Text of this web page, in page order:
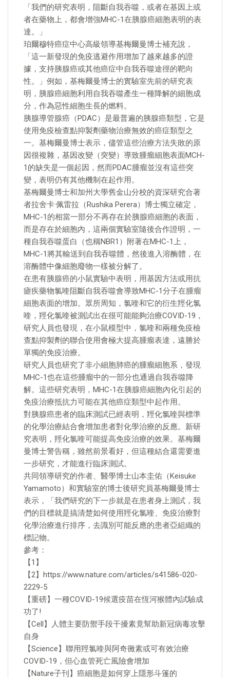
「我們的研究表明，阻斷自我吞噬，或者在基因上或
者在藥物上，都會增強MHC-1在胰腺癌細胞表明的表
達。」
珀爾穆特癌症中心高級領導基梅爾曼博士補充說，
「這一新發現的免疫逃避作用增加了越來越多的證
據，支持胰腺癌或其他癌症中自我吞噬途徑的靶向
性。」例如，基梅爾曼博士的實驗室先前的研究表
明，胰腺癌細胞利用自我吞噬產生一種降解的細胞成
分，作為惡性細胞生長的燃料。
胰腺導管腺癌（PDAC）是最普遍的胰腺癌類型，它是
使用免疫檢查點抑製劑藥物治療無效的癌症類型之
一。基梅爾曼博士表示，儘管這些治療方法失敗的原
因很複雜，基因改變（突變）導致腫瘤細胞表面MCH-
1的缺失是一個起因，然而PDAC腫瘤並沒有這些突
變，表明仍有其他機制在起作用。
基梅爾曼博士和加州大學舊金山分校的資深研究合著
者拉舍卡·佩雷拉（Rushika Perera）博士獨立確定，
MHC-1的相當一部分不再存在於胰腺癌細胞的表面，
而是存在於細胞內，這兩個實驗室隨後合作證明，一
種自我吞噬蛋白（也稱NBR1）附著在MHC-1上，
MHC-1將其輸送到自我吞噬體，然後進入溶酶體，在
溶酶體中像細胞廢物一樣被分解了。
在患有胰腺癌的小鼠實驗中表明，用基因方法或用抗
瘧疾藥物氯喹阻斷自我吞噬會導致MHC-1分子在腫瘤
細胞表面的增加。眾所周知，氯喹和它的衍生羥化氯
喹，羥化氯喹被測試出在很可能能夠治療COVID-19，
研究人員也發現，在小鼠模型中，氯喹和兩種免疫檢
查點抑製劑的聯合使用會極大提高腫瘤表達，遠勝於
單獨的免疫治療。
研究人員也研究了非小細胞肺癌的腫瘤細胞系，發現
MHC-1也在這些腫瘤中的一部分也通過自我吞噬降
解。這些研究表明，MHC-1在胰腺癌細胞內化引起的
免疫治療抵抗力可能在其他癌症類型中起作用。
對胰腺癌患者的臨床測試已經表明，羥化氯喹與標準
的化學治療結合會增加患者對化學治療的反應。新研
究表明，羥化氯喹可能提高免疫治療的效果。基梅爾
曼博士警告稱，雖然前景看好，但這種結合還需要進
一步研究，才能進行臨床測試。
共同領導研究的作者、醫學博士山本圭佑（Keisuke
Yamamoto）和實驗室的博士後研究員基梅爾曼博士
表示，「我們研究的下一步就是在患者身上測試，我
們的目標就是搞清楚如何使用羥化氯喹、免疫治療對
化學治療進行排序，去識別可能反應的患者亞組織的
標記物。
參考：
【1】
【2】https://www.nature.com/articles/s41586-020-
2229-5
【重磅】一種COVID-19候選疫苗在恆河猴體內試驗成
功了!
【Cell】人體主要防禦手段干擾素竟幫助新冠病毒攻擊
自身
【Science】聯用羥氯喹與阿奇黴素或可有效治療
COVID-19，但心血管死亡風險會增加
【Nature子刊】癌細胞是如何穿上隱形斗篷的